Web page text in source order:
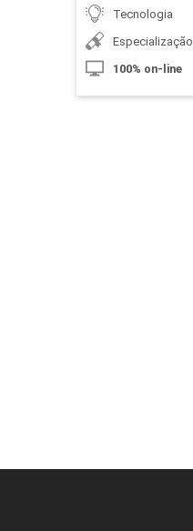
Tecnologia
Especialização
100% on-line